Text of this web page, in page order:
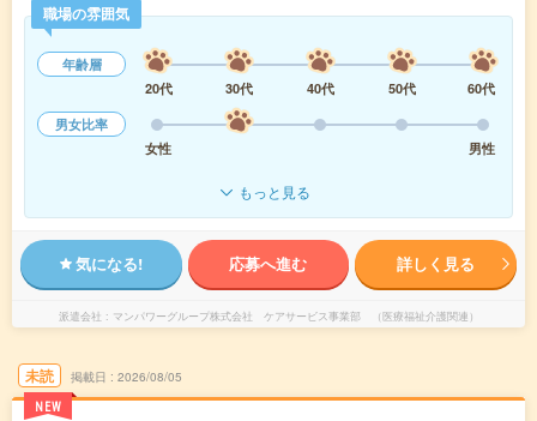
職場の雰囲気
年齢層
20代
30代 40代 50代
60代
男女比率
女性
男性
もっと見る
気になる! 応募へ進む 詳しく見る
派遣会社 マンパワーグループ株式会社 ケアサービス事業部 （医療福祉介護関連）
未読
NEW
掲載日 2026/08/05